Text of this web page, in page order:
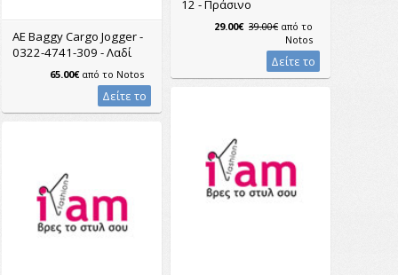
12 - Πράσινο
29.00€ 39.00€ από το
Notos
Δείτε το
AE Baggy Cargo Jogger -
0322-4741-309 - Λαδί
65.00€από το Notos
Δείτε το